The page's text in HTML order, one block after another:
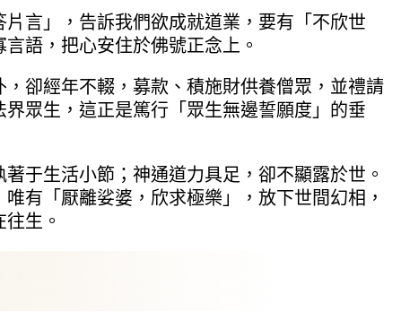
」，告訴我們欲成就道業，要有「不欣世
語，把心安住於佛號正念上。
經年不輟，募款、積施財供養僧眾，並禮請
眾生，這正是篤行「眾生無邊誓願度」的垂
生活小節；神通道力具足，卻不顯露於世。
有「厭離娑婆，欣求極樂」，放下世間幻相，
生。